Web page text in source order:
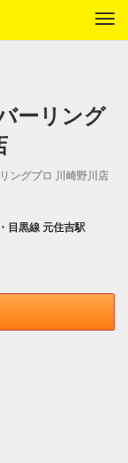
ーリング
ングプロ 川崎野川店
目黒線 元住吉駅